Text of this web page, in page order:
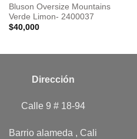
Bluson Oversize Mountains
Verde Limon- 2400037
$40,000
Dirección
Calle 9 # 18-94
Barrio alameda , Cali